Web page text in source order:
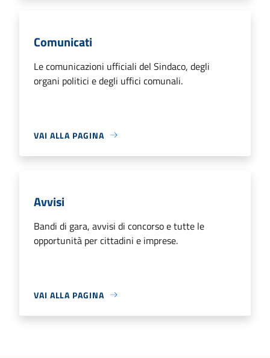
Comunicati
Le comunicazioni ufficiali del Sindaco, degli
organi politici e degli uffici comunali.
VAI ALLA PAGINA
Avvisi
Bandi di gara, avvisi di concorso e tutte le
opportunità per cittadini e imprese.
VAI ALLA PAGINA